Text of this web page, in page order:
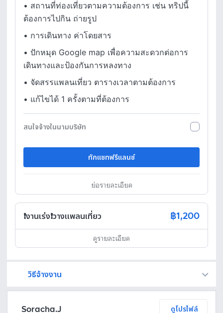
• สถานที่ท่องเที่ยวตามความต้องการ เช่น ทริปนี้
ต้องการไปกิน ถ่ายรูป
• การเดินทาง ค่าโดยสาร
• ปักหมุด Google map เพื่อความสะดวกต่อการ
เดินทางและป้องกันการหลงทาง
• จัดสรรแพลนเที่ยว ตารางเวลาตามต้องการ
• แก้ไขได้ 1 ครั้งตามที่ต้องการ
สนใจจ้างในนามบริษัท
ทักแชทฟรีแลนซ์
ย่อรายละเอียด
❗️งานเร่ง❗️วางแพลนเที่ยว ฿1,200
ดูรายละเอียด
วิธีจ้างงาน
Soracha.J ดูโปรไฟล์